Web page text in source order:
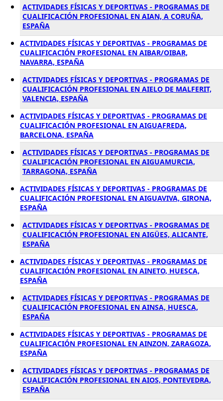
ACTIVIDADES FÍSICAS Y DEPORTIVAS - PROGRAMAS DE
CUALIFICACIÓN PROFESIONAL EN AIAN, A CORUÑA,
ESPAÑA
ACTIVIDADES FÍSICAS Y DEPORTIVAS - PROGRAMAS DE
CUALIFICACIÓN PROFESIONAL EN AIBAR/OIBAR,
NAVARRA, ESPAÑA
ACTIVIDADES FÍSICAS Y DEPORTIVAS - PROGRAMAS DE
CUALIFICACIÓN PROFESIONAL EN AIELO DE MALFERIT,
VALENCIA, ESPAÑA
ACTIVIDADES FÍSICAS Y DEPORTIVAS - PROGRAMAS DE
CUALIFICACIÓN PROFESIONAL EN AIGUAFREDA,
BARCELONA, ESPAÑA
ACTIVIDADES FÍSICAS Y DEPORTIVAS - PROGRAMAS DE
CUALIFICACIÓN PROFESIONAL EN AIGUAMURCIA,
TARRAGONA, ESPAÑA
ACTIVIDADES FÍSICAS Y DEPORTIVAS - PROGRAMAS DE
CUALIFICACIÓN PROFESIONAL EN AIGUAVIVA, GIRONA,
ESPAÑA
ACTIVIDADES FÍSICAS Y DEPORTIVAS - PROGRAMAS DE
CUALIFICACIÓN PROFESIONAL EN AIGÜES, ALICANTE,
ESPAÑA
ACTIVIDADES FÍSICAS Y DEPORTIVAS - PROGRAMAS DE
CUALIFICACIÓN PROFESIONAL EN AINETO, HUESCA,
ESPAÑA
ACTIVIDADES FÍSICAS Y DEPORTIVAS - PROGRAMAS DE
CUALIFICACIÓN PROFESIONAL EN AINSA, HUESCA,
ESPAÑA
ACTIVIDADES FÍSICAS Y DEPORTIVAS - PROGRAMAS DE
CUALIFICACIÓN PROFESIONAL EN AINZON, ZARAGOZA,
ESPAÑA
ACTIVIDADES FÍSICAS Y DEPORTIVAS - PROGRAMAS DE
CUALIFICACIÓN PROFESIONAL EN AIOS, PONTEVEDRA,
ESPAÑA